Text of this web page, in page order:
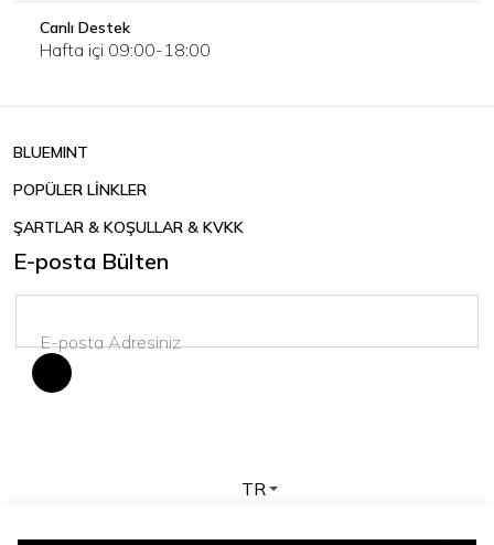
Canlı Destek
Hafta içi 09:00-18:00
BLUEMINT
POPÜLER LİNKLER
ŞARTLAR & KOŞULLAR & KVKK
E-posta Bülten
TR